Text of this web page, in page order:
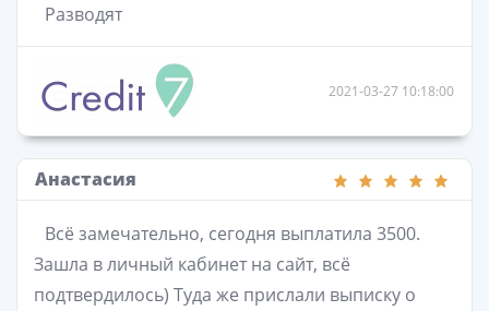
Разводят
2021-03-27 10:18:00
Анастасия
Всё замечательно, сегодня выплатила 3500.
Зашла в личный кабинет на сайт, всё
подтвердилось) Туда же прислали выписку о